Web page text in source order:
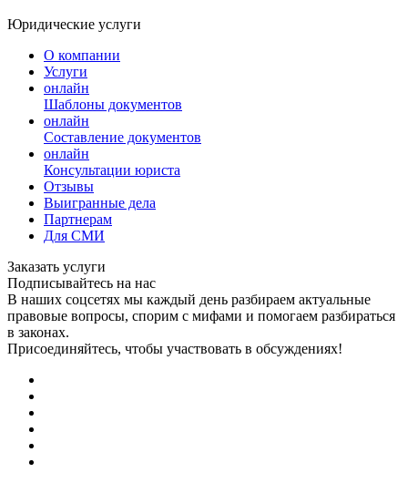
Юридические услуги
О компании
Услуги
онлайн
Шаблоны документов
онлайн
Составление документов
онлайн
Консультации юриста
Отзывы
Выигранные дела
Партнерам
Для СМИ
Заказать услуги
Подписывайтесь на нас
В наших соцсетях мы каждый день разбираем актуальные
правовые вопросы, спорим с мифами и помогаем разбираться
в законах.
Присоединяйтесь, чтобы участвовать в обсуждениях!